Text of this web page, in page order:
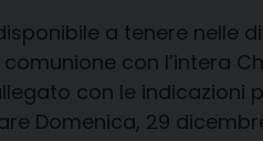
a tenere nelle
con l’intera
con le indicazioni
Domenica, 29